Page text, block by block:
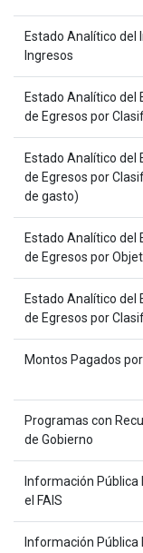
Estado Analítico del
Ingresos
Estado Analítico del
de Egresos por
Estado Analítico del
de Egresos por
de gasto)
Estado Analítico del
de Egresos por
Estado Analítico del
de Egresos por
Montos Pagados
Programas con
de Gobierno
Información
el FAIS
Información Pública